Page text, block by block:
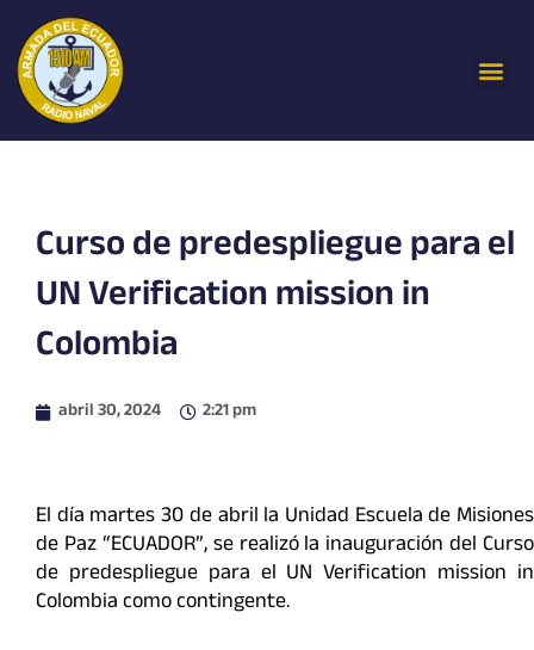
contenido
Curso de predespliegue para el
UN Verification mission in
Colombia
abril 30, 2024 2:21 pm
El día martes 30 de abril la Unidad Escuela de Misiones
de Paz “ECUADOR”, se realizó la inauguración del Curso
de predespliegue para el UN Verification mission in
Colombia como contingente.